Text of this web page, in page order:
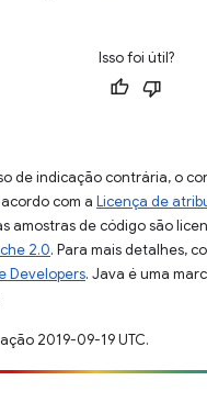
Isso foi útil?
de indicação contrária, o
com a Licença de
amostras de código são
2.0. Para mais detalhes,
Developers. Java é uma
2019-09-19 UTC.